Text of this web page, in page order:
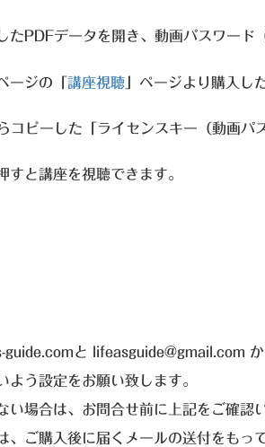
PDFデータを開き、動画パスワード
ージの「講座視聴 」ページより購入し
ピーした「ライセンスキー（動画パ
と講座を視聴できます。
と lifeasguide@gmail.com
よう設定をお願い致します。
い場合は、お問合せ前に上記をご確認
、ご購入後に届くメールの送付をもっ